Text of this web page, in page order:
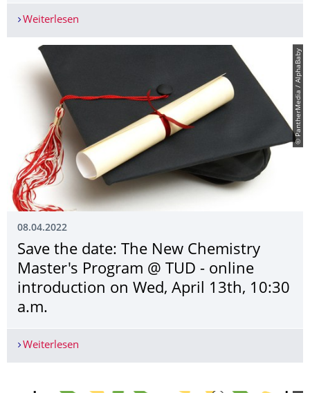
Weiterlesen
© PantherMedia / AlphaBaby
08.04.2022
Save the date: The New Chemistry
Master's Program @ TUD - online
introduction on Wed, April 13th, 10:30
a.m.
Weiterlesen